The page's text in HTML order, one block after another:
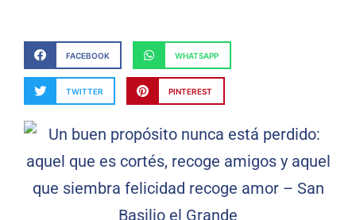
FACEBOOK WHATSAPP
TWITTER PINTEREST